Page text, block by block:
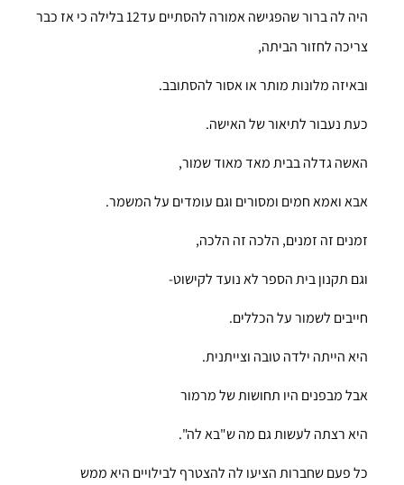
היה לה ברור שהפגישה אמורה להסתיים עד12 בלילה כי אז כבר
צריכה לחזור הביתה,
ובאיזה מלונות מותר או אסור להסתובב.
כעת נעבור לתיאור של האישה.
האשה גדלה בבית מאד מאוד שמור,
אבא ואמא חמים ומסורים וגם עומדים על המשמר.
זמנים זה זמנים, הלכה זה הלכה,
וגם תקנון בית הספר לא נועד לקישוט-
חייבים לשמור על הכללים.
היא הייתה ילדה טובה וצייתנית.
אבל מבפנים היו תחושות של מרמור
היא רצתה לעשות גם מה ש"בא לה".
כל פעם שחברות הציעו לה להצטרף לבילויים היא ממש